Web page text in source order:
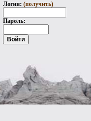
Логин: (получить)
Пароль: